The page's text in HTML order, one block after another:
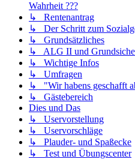
Wahrheit ???
↳ Rentenantrag
↳ Der Schritt zum
↳ Grundsätzliches
↳ ALG II und
↳ Wichtige Infos
↳ Umfragen
↳ "Wir habens geschafft
↳ Gästebereich
Dies und Das
↳ Uservorstellung
↳ Uservorschläge
↳ Plauder- und Spaßecke
↳ Test und Übungscenter